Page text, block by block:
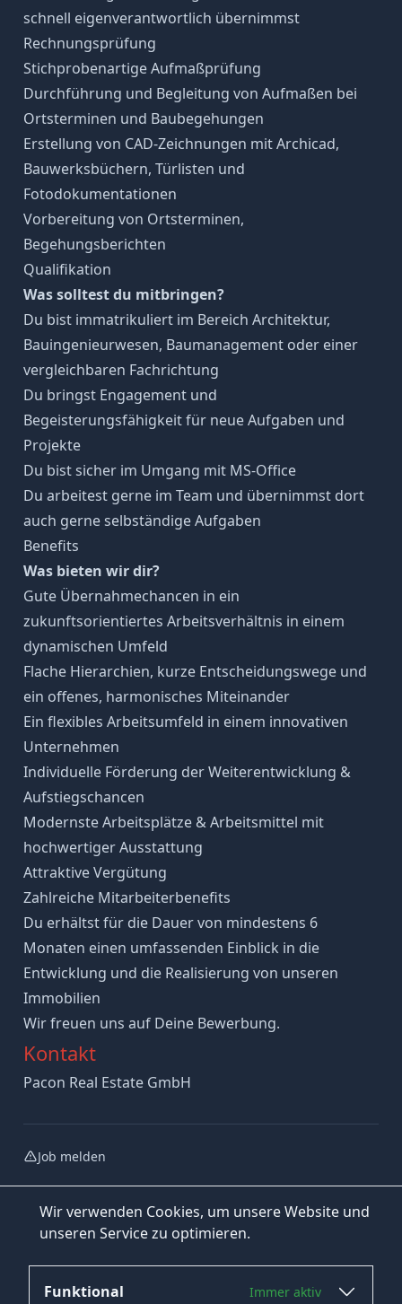
Wir verwenden Cookies, um unsere Website und
unseren Service zu optimieren.
Funktional Immer aktiv
schnell eigenverantwortlich übernimmst
Rechnungsprüfung
Stichprobenartige Aufmaßprüfung
Durchführung und Begleitung von Aufmaßen bei
Ortsterminen und Baubegehungen
Erstellung von CAD-Zeichnungen mit Archicad,
Bauwerksbüchern, Türlisten und
Fotodokumentationen
Vorbereitung von Ortsterminen,
Begehungsberichten
Qualifikation
Was solltest du mitbringen?
Du bist immatrikuliert im Bereich Architektur,
Bauingenieurwesen, Baumanagement oder einer
vergleichbaren Fachrichtung
Du bringst Engagement und
Begeisterungsfähigkeit für neue Aufgaben und
Projekte
Du bist sicher im Umgang mit MS-Office
Du arbeitest gerne im Team und übernimmst dort
auch gerne selbständige Aufgaben
Benefits
Was bieten wir dir?
Gute Übernahmechancen in ein
zukunftsorientiertes Arbeitsverhältnis in einem
dynamischen Umfeld
Flache Hierarchien, kurze Entscheidungswege und
ein offenes, harmonisches Miteinander
Ein flexibles Arbeitsumfeld in einem innovativen
Unternehmen
Individuelle Förderung der Weiterentwicklung &
Aufstiegschancen
Modernste Arbeitsplätze & Arbeitsmittel mit
hochwertiger Ausstattung
Attraktive Vergütung
Zahlreiche Mitarbeiterbenefits
Du erhältst für die Dauer von mindestens 6
Monaten einen umfassenden Einblick in die
Entwicklung und die Realisierung von unseren
Immobilien
Wir freuen uns auf Deine Bewerbung.
Kontakt
Pacon Real Estate GmbH
Job melden